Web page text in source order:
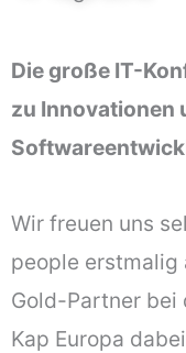
Die große IT-
zu Innovationen
Wir freuen uns
people erstmalig
Gold-Partner bei
Kap Europa